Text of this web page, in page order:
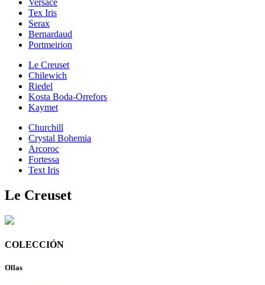
Tex Iris
Serax
Bernardaud
Portmeirion
Le Creuset
Chilewich
Riedel
Kosta Boda-Orrefors
Kaymet
Churchill
Crystal Bohemia
Arcoroc
Fortessa
Text Iris
Le Creuset
COLECCIÓN
Ollas